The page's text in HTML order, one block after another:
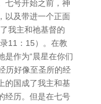
七号开始之前，神
以及带进一个正面
我主和祂基督的
11：15）。在教
是作为“晨星在你们
历好像至圣所的经
的国成了我主和基
经历。但是在七号